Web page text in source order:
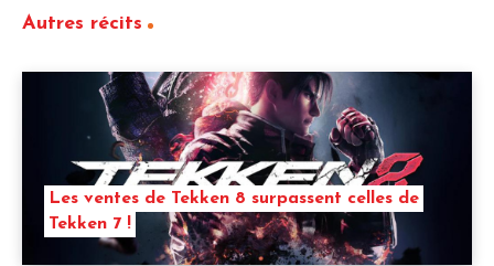
Autres récits
Les ventes de Tekken 8 surpassent celles de
Tekken 7 !